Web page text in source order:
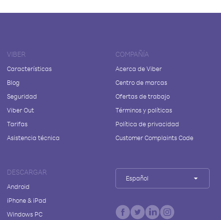
VIBER
Características
Blog
Seguridad
Viber Out
Tarifas
Asistencia técnica
COMPAÑÍA
Acerca de Viber
Centro de marcas
Ofertas de trabajo
Términos y políticas
Política de privacidad
Customer Complaints Code
DESCARGAR
Android
iPhone & iPad
Windows PC
Español